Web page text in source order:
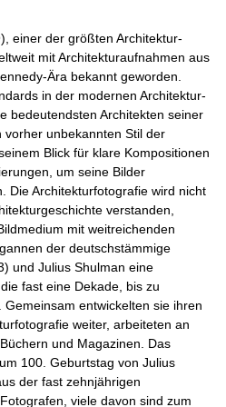
einer der größten Architektur-
mit Architekturaufnahmen aus
Ära bekannt geworden.
in der modernen Architektur-
bedeutendsten Architekten seiner
unbekannten Stil der
Blick für klare Kompositionen
um seine Bilder
Die Architekturfotografie wird nicht
verstanden,
mit weitreichenden
der deutschstämmige
und Julius Shulman eine
fast eine Dekade, bis zu
entwickelten sie ihren
weiter, arbeiteten an
und Magazinen. Das
100. Geburtstag von Julius
der fast zehnjährigen
viele davon sind zum